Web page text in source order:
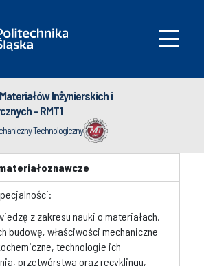
Inżynierskich i
- RMT1
Technologiczny
z zakresu nauki o materiałach.
budowę, właściwości mechaniczne
technologie ich
przetwórstwa oraz recyklingu,